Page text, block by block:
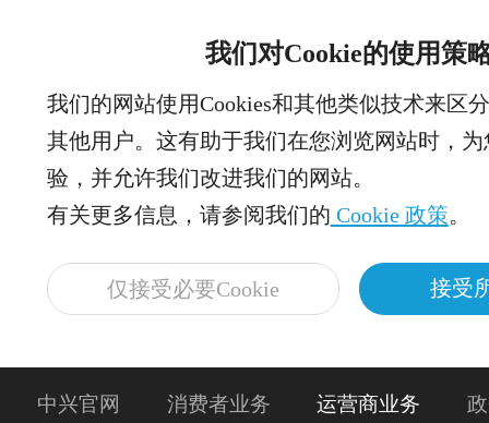
我们对Cookie的使用策
我们的网站使用Cookies和其他类似技术来区
其他用户。这有助于我们在您浏览网站时，
验，并允许我们改进我们的网站。
有关更多信息，请参阅我们的 Cookie 政策。
仅接受必要Cookie 接受
中兴官网 消费者业务 运营商业务